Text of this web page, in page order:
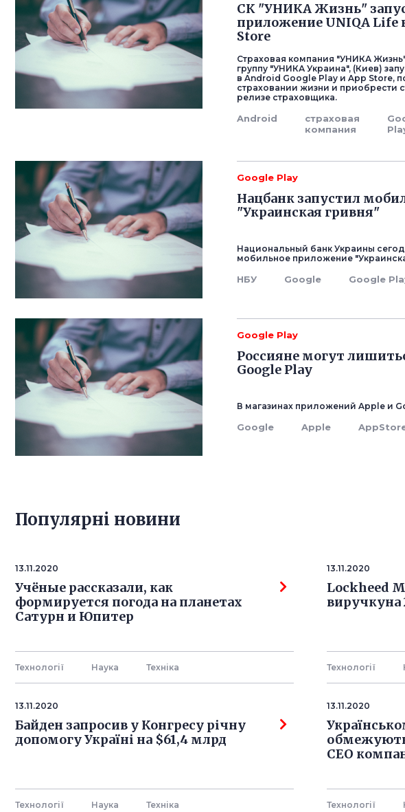
СК "УНИКА Жизнь"
приложение UNIQA Life
Store
Страховая компания "УНИКА
группу "УНИКА Украина", (Киев)
в Android Google Play и App Store,
страховании жизни и приобрести
релизе страховщика.
Android
страховая
компания
Google Play
Нацбанк запустил
"Украинская гривня"
Национальный банк Украины
мобильное приложение
НБУ Google Google
Google Play
Россияне могут
Google Play
В магазинах приложений Apple и
Google Apple
Популярнi новини
13.11.2020
Учёные рассказали, как
формируется погода на планетах
Сатурн и Юпитер
Технології Наука Технiка
13.11.2020
Lockheed
виручкуна
Технології
13.11.2020
Байден запросив у Конгресу річну
допомогу Україні на $61,4 млрд
Технології Наука Технiка
13.11.2020
СЕО
Технології